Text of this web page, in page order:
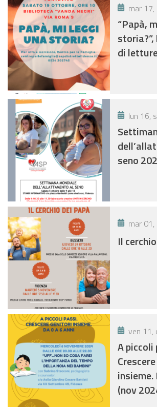
mar
“Papà,
di
lun 16,
seno
mar
Il
ven
A piccoli
insieme.
(nov